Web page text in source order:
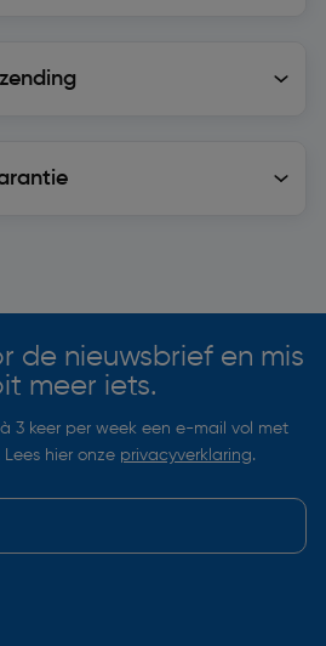
de nieuwsbrief en mis
meer iets.
3 keer per week een e-mail vol met
hier onze privacyverklaring.